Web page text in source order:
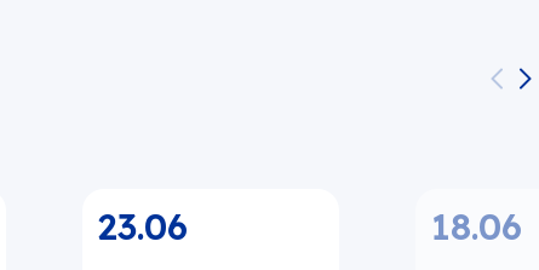
23.06
18.06